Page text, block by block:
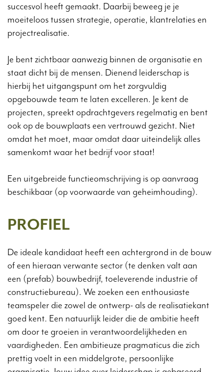
succesvol heeft gemaakt. Daarbij beweeg je je
moeiteloos tussen strategie, operatie, klantrelaties en
projectrealisatie.
Je bent zichtbaar aanwezig binnen de organisatie en
staat dicht bij de mensen. Dienend leiderschap is
hierbij het uitgangspunt om het zorgvuldig
opgebouwde team te laten excelleren. Je kent de
projecten, spreekt opdrachtgevers regelmatig en bent
ook op de bouwplaats een vertrouwd gezicht. Niet
omdat het moet, maar omdat daar uiteindelijk alles
samenkomt waar het bedrijf voor staat!
Een uitgebreide functieomschrijving is op aanvraag
beschikbaar (op voorwaarde van geheimhouding).
PROFIEL
De ideale kandidaat heeft een achtergrond in de bouw
of een hieraan verwante sector (te denken valt aan
een (prefab) bouwbedrijf, toeleverende industrie of
constructiebureau). We zoeken een enthousiaste
teamspeler die zowel de ontwerp- als de realisatiekant
goed kent. Een natuurlijk leider die de ambitie heeft
om door te groeien in verantwoordelijkheden en
vaardigheden. Een ambitieuze pragmaticus die zich
prettig voelt in een middelgrote, persoonlijke